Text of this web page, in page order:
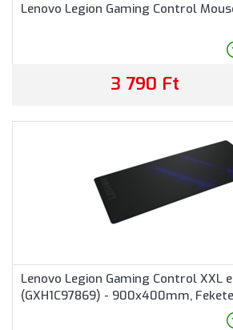
Lenovo Legion Gaming Control
3 790 Ft
Lenovo Legion Gaming Control XXL
(GXH1C97869) - 900x400mm,